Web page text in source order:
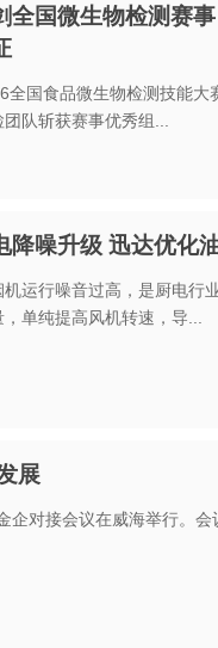
全国微生物检测赛
全国食品微生物检测技能
队斩获赛事优秀组...
降噪升级 迅达优化
机运行噪音过高，是厨电行
单纯提高风机转速，导...
展
对接会议在威海举行。